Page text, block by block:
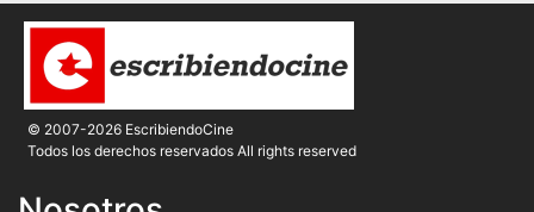
© 2007-2026 EscribiendoCine
Todos los derechos reservados All rights reserved